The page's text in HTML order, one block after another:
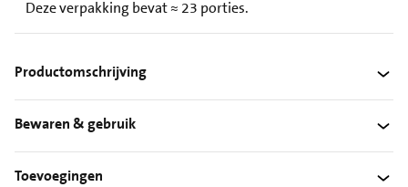
Deze verpakking bevat ≈ 23 porties.
Productomschrijving
Bewaren & gebruik
Toevoegingen